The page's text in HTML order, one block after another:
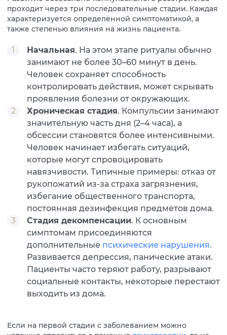
проходит через три последовательные стадии. Каждая
характеризуется определённой симптоматикой, а
также степенью влияния на жизнь пациента.
Начальная. На этом этапе ритуалы обычно
занимают не более 30–60 минут в день.
Человек сохраняет способность
контролировать действия, может скрывать
проявления болезни от окружающих.
Хроническая стадия. Компульсии занимают
значительную часть дня (2–4 часа), а
обсессии становятся более интенсивными.
Человек начинает избегать ситуаций,
которые могут спровоцировать
навязчивости. Типичные примеры: отказ от
рукопожатий из-за страха загрязнения,
избегание общественного транспорта,
постоянная дезинфекция предметов дома.
Стадия декомпенсации. К основным
симптомам присоединяются
дополнительные психические нарушения.
Развивается депрессия, панические атаки.
Пациенты часто теряют работу, разрывают
социальные контакты, некоторые перестают
выходить из дома.
Если на первой стадии с заболеванием можно